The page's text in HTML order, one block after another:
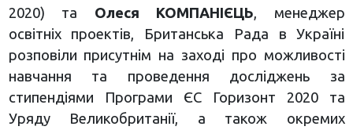
2020) та Олеся КОМПАНІЄЦЬ , менеджер
освітніх проектів, Британська Рада в Україні
розповіли присутнім на заході про можливості
навчання та проведення досліджень за
стипендіями Програми ЄС Горизонт 2020 та
Уряду Великобританії, а також окремих